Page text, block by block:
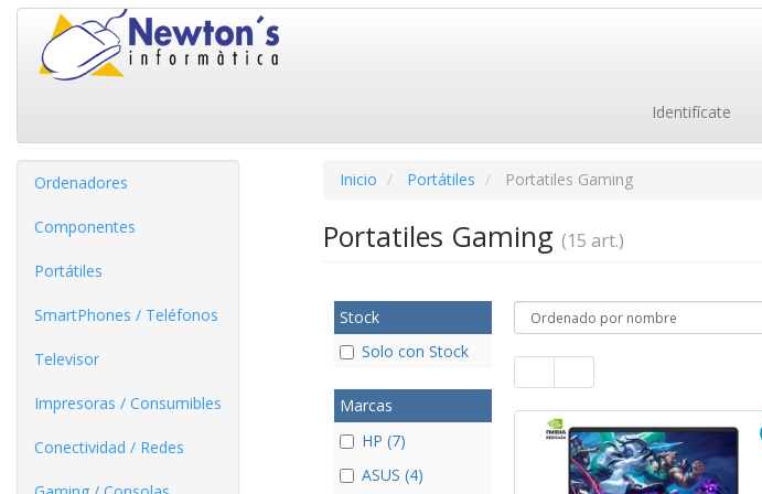
Identifícate
Ordenadores
Componentes
Portátiles
SmartPhones / Teléfonos
Televisor
Impresoras / Consumibles
Conectividad / Redes
Inicio Portátiles Portatiles Gaming
Portatiles Gaming (15 art.)
Stock
Solo con Stock
Marcas
HP (7)
ASUS (4)